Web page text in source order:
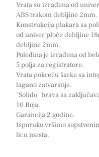
Vrata su izrađena od
ABS trakom debljine 2mm.
Konstrukcija plakara sa
od univer ploče debljine
debljine 2mm.
Poleđina je izrađena od
5 polja za registratore.
Vrata pokreću šarke sa
lagano zatvaranje.
"Solido" brava sa
10 Boja.
Garancija 2 godine.
Isporuku vršimo
licu mesta.